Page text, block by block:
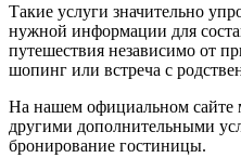
Такие услуги значительно
нужной информации для
путешествия независимо от
шопинг или встреча с
На нашем официальном сайте
другими дополнительными
бронирование гостиницы.